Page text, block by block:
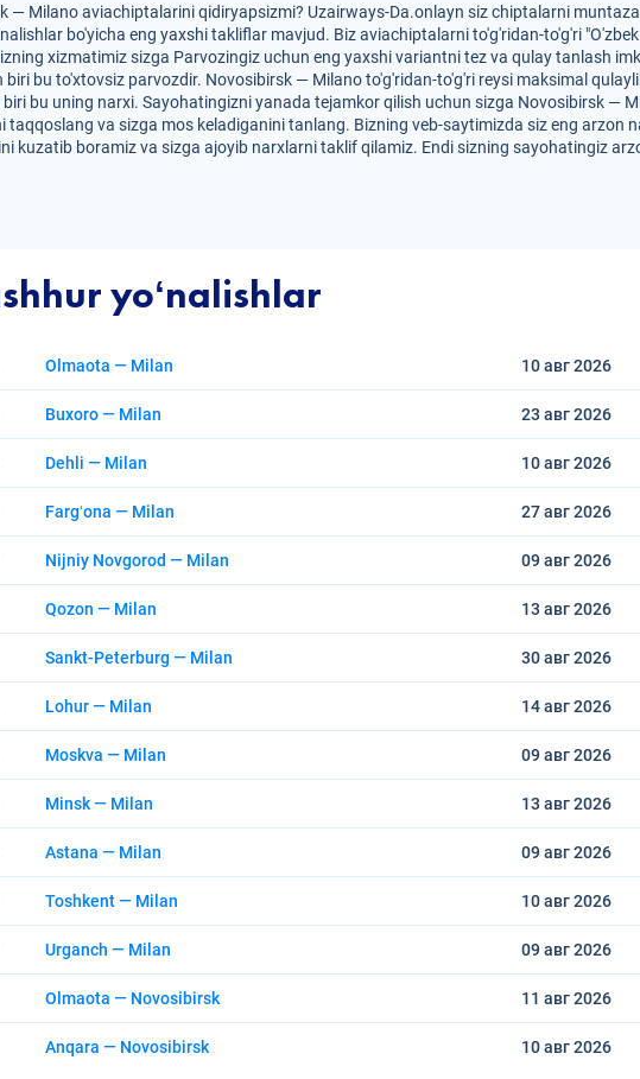
— Milano aviachiptalarini qidiryapsizmi? Uzairways-Da.onlayn siz chiptalarni
bo'yicha eng yaxshi takliflar mavjud. Biz aviachiptalarni to'g'ridan-to'g'ri
xizmatimiz sizga Parvozingiz uchun eng yaxshi variantni tez va qulay tanlash
biri bu to'xtovsiz parvozdir. Novosibirsk — Milano to'g'ridan-to'g'ri reysi maksimal
bu uning narxi. Sayohatingizni yanada tejamkor qilish uchun sizga Novosibirsk —
taqqoslang va sizga mos keladiganini tanlang. Bizning veb-saytimizda siz eng arzon
kuzatib boramiz va sizga ajoyib narxlarni taklif qilamiz. Endi sizning sayohatingiz
yoʻnalishlar
Olmaota — Milan 10 авг2026
Buxoro — Milan 23 авг2026
Dehli — Milan 10 авг2026
Fargʻona — Milan 27 авг2026
Nijniy Novgorod — Milan 09 авг2026
Qozon — Milan 13 авг2026
Sankt-Peterburg — Milan 30 авг2026
Lohur — Milan 14 авг2026
Moskva — Milan 09 авг2026
Minsk — Milan 13 авг2026
Astana — Milan 09 авг2026
Toshkent — Milan 10 авг2026
Urganch — Milan 09 авг2026
Olmaota — Novosibirsk 11 авг2026
Anqara — Novosibirsk 10 авг2026